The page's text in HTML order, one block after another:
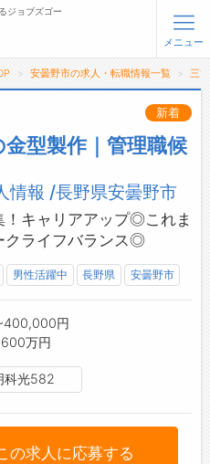
面接対策など)
ジョブズゴー
メニュー
安曇野市の求人・転職情報一覧 三
新着
型製作｜管理職候
情報 /長野県安曇野市
キャリアアップ◎これま
クライフバランス◎
男性活躍中 長野県 安曇野市
円
万円
科光582
の求人に応募する